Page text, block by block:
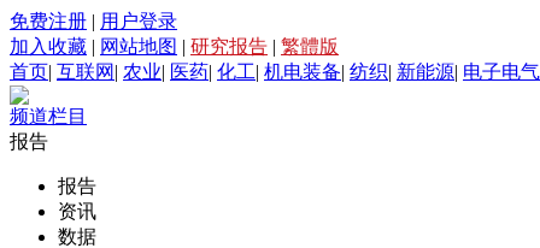
免费注册 | 用户登录
加入收藏 | 网站地图 | 研究报告 | 繁體版
首页| 互联网 | 农业| 医药| 化工| 机电装备| 纺织| 新能源| 电子电气
频道栏目
报告
报告
资讯
数据